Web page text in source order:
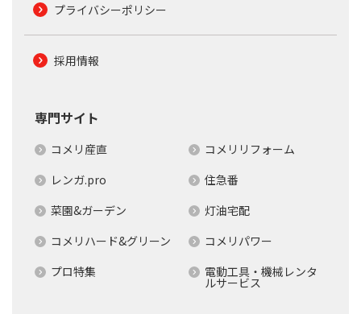
プライバシーポリシー
採用情報
専門サイト
コメリ産直
コメリリフォーム
レンガ.pro
住急番
菜園&ガーデン
灯油宅配
コメリハード&グリーン
コメリパワー
プロ特集
電動工具・機械レンタ
ルサービス